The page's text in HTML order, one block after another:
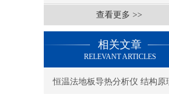
查看更多 >>
相关文章
RELEVANT ARTICLES
恒温法地板导热分析仪 结构原